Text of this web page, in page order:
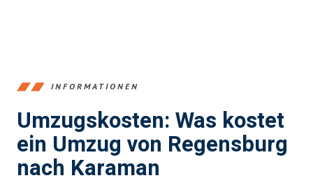
INFORMATIONEN
Umzugskosten: Was kostet
ein Umzug von Regensburg
nach Karaman